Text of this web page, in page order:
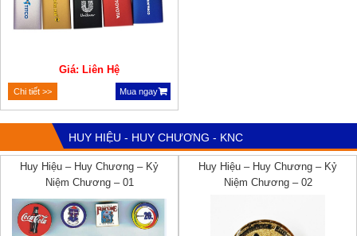
Giá: Liên Hệ
Chi tiết >> Mua ngay
HUY HIỆU - HUY CHƯƠNG - KNC
Huy Hiệu – Huy Chương – Kỷ
Niệm Chương – 01
Huy Hiệu – Huy Chương – Kỷ
Niệm Chương – 02